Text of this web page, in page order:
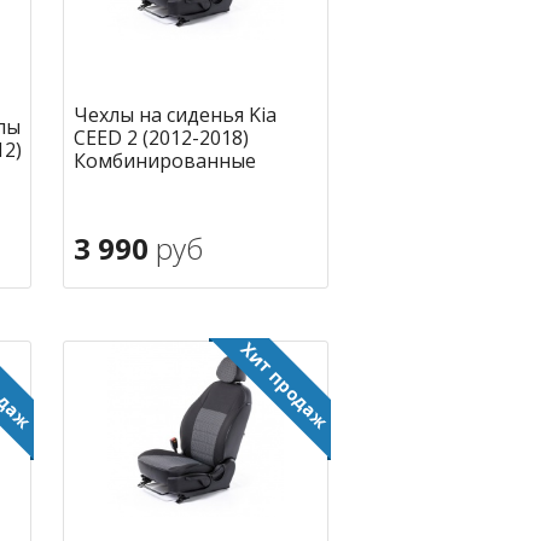
Чехлы на сиденья Kia
CEED 2 (2012-2018)
Комбинированные
3 990 руб